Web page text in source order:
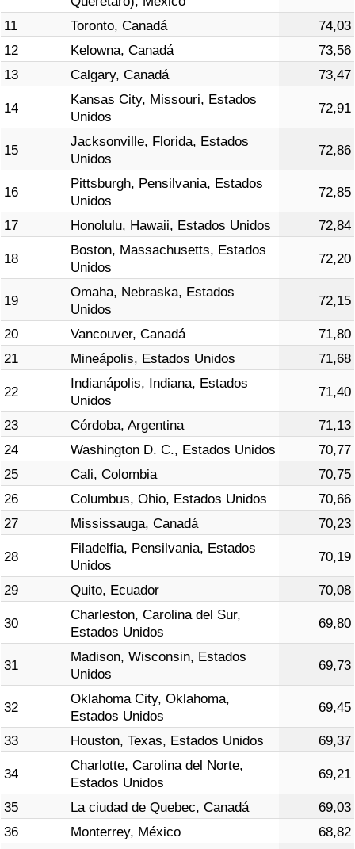
11 Toronto, Canadá
74,03
12
Kelowna, Canadá
73,56
13
Calgary, Canadá 73,47
14
Kansas City, Missouri, Estados
Unidos
72,91
15
Jacksonville, Florida, Estados
Unidos
72,86
16
Pittsburgh, Pensilvania, Estados
Unidos
72,85
17 Honolulu, Hawaii, Estados Unidos 72,84
18
Boston, Massachusetts, Estados
Unidos
72,20
19
Omaha, Nebraska, Estados
Unidos
72,15
20 Vancouver, Canadá
71,80
21
Mineápolis, Estados Unidos 71,68
22
Indianápolis, Indiana, Estados
Unidos
71,40
23 Córdoba, Argentina
71,13
24
Washington D. C., Estados Unidos
70,77
25
Cali, Colombia
70,75
26
Columbus, Ohio, Estados Unidos
70,66
27
Mississauga, Canadá 70,23
28
Filadelfia, Pensilvania, Estados
Unidos
70,19
29 Quito, Ecuador 70,08
30
Charleston, Carolina del Sur,
Estados Unidos
69,80
31
Madison, Wisconsin, Estados
Unidos
69,73
32
Oklahoma City, Oklahoma,
Estados Unidos
69,45
33 Houston, Texas, Estados Unidos 69,37
34
Charlotte, Carolina del Norte,
Estados Unidos
69,21
35 La ciudad de Quebec, Canadá
69,03
36
Monterrey, México
68,82